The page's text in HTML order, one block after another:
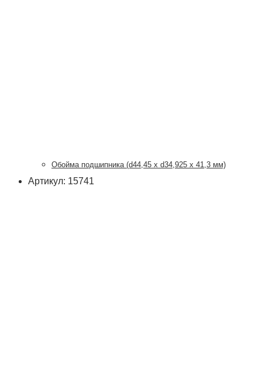
Обойма подшипника (d44,45 x d34,925 x 41,3 мм)
Артикул: 15741